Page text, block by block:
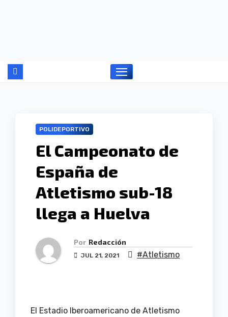
POLIDEPORTIVO
El Campeonato de
España de
Atletismo sub-18
llega a Huelva
Por Redacción
JUL 21, 2021 #Atletismo
El Estadio Iberoamericano de Atletismo